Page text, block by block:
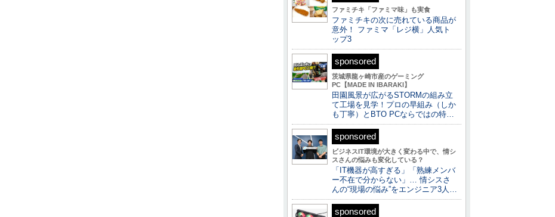
ファミチキ「ファミマ味」も実食
ファミチキの次に売れている商品が
意外！ ファミマ「レジ横」人気ト
ップ3
sponsored
茨城県龍ヶ崎市産のゲーミング
PC【MADE IN IBARAKI】
田園風景が広がるSTORMの組み立
て工場を見学！プロの早組み（しか
も丁寧）とBTO PCならではの特…
sponsored
ビジネスIT環境が大きく変わる中で、情シ
スさんの悩みも変化している？
「IT機器が高すぎる」「熟練メンバ
ー不在で分からない」… 情シスさ
んの“現場の悩み”をエンジニア3人…
sponsored